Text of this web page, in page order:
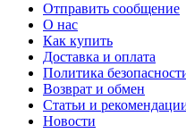
Отправить сообщение
О нас
Как купить
Доставка и оплата
Политика
Возврат и обмен
Статьи и
Новости